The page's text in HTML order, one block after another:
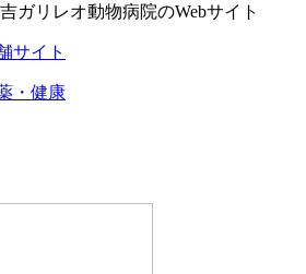
ガリレオ動物病院のWebサイト
サイト
・健康